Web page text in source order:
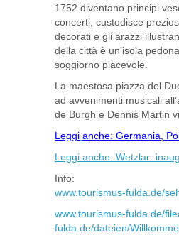
1752 diventano principi
concerti, custodisce
decorati e gli arazzi
della città è un’isola
soggiorno piacevole.
La maestosa piazza del
ad avvenimenti musicali
de Burgh e Dennis Martin
Leggi anche: Germania,
Leggi anche: Wetzlar:
Info:
www.tourismus-fulda.de/
www.tourismus-fulda.de/
fulda.de/dateien/